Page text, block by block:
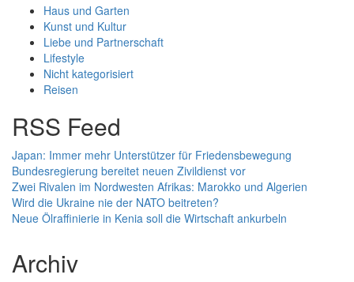
Haus und Garten
Kunst und Kultur
Liebe und Partnerschaft
Lifestyle
Nicht kategorisiert
Reisen
RSS Feed
Japan: Immer mehr Unterstützer für Friedensbewegung
Bundesregierung bereitet neuen Zivildienst vor
Zwei Rivalen im Nordwesten Afrikas: Marokko und Algerien
Wird die Ukraine nie der NATO beitreten?
Neue Ölraffinierie in Kenia soll die Wirtschaft ankurbeln
Archiv